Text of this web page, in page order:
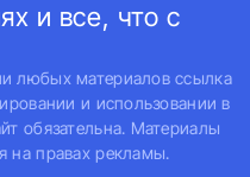
и все, что с
любых материалов ссылка
и использовании в
обязательна. Материалы
на правах рекламы.